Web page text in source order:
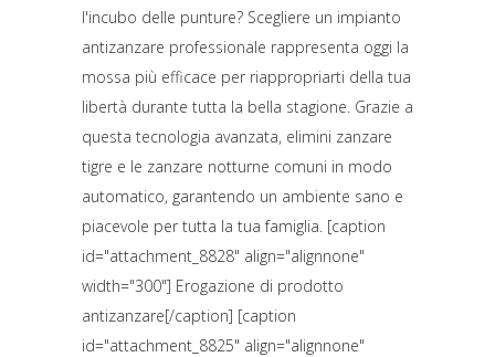
l'incubo delle punture? Scegliere un impianto
antizanzare professionale rappresenta oggi la
mossa più efficace per riappropriarti della tua
libertà durante tutta la bella stagione. Grazie a
questa tecnologia avanzata, elimini zanzare
tigre e le zanzare notturne comuni in modo
automatico, garantendo un ambiente sano e
piacevole per tutta la tua famiglia. [caption
id="attachment_8828" align="alignnone"
width="300"] Erogazione di prodotto
antizanzare[/caption] [caption
id="attachment_8825" align="alignnone"